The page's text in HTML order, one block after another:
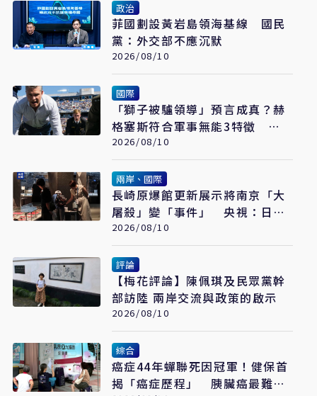
政治
菲國劃設黃岩島領海基線 國民
黨：外交部不應沉默
2026/08/10
國際
「獅子被驢領導」預言成真？赫
格塞斯符合軍事無能3特徵
《軍事無能心理學》半世紀後受
矚目
2026/08/10
兩岸、國際
長崎原爆館更新展示將南京「大
屠殺」變「事件」 央視：日本
又在偷改歷史
2026/08/10
評論
【梅花評論】陳佩琪及民眾黨幹
部訪陸 兩岸交流與政策的啟示
2026/08/10
綜合
癌症44年蟬聯死因冠軍！健保首
揭「癌症歷程」 胰臟癌最難